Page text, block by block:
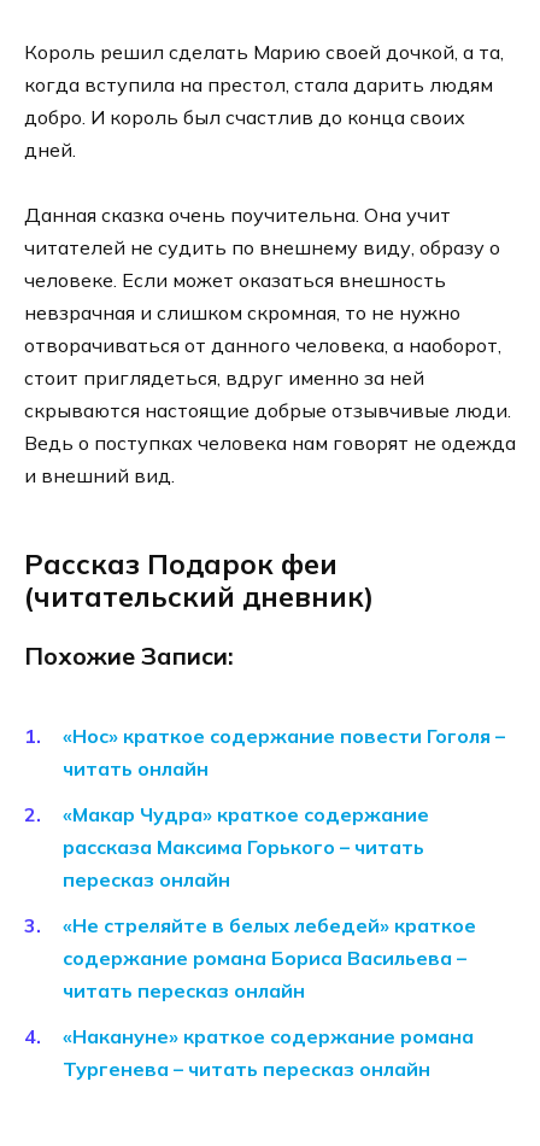
Король решил сделать Марию своей дочкой, а та,
когда вступила на престол, стала дарить людям
добро. И король был счастлив до конца своих
дней.
Данная сказка очень поучительна. Она учит
читателей не судить по внешнему виду, образу о
человеке. Если может оказаться внешность
невзрачная и слишком скромная, то не нужно
отворачиваться от данного человека, а наоборот,
стоит приглядеться, вдруг именно за ней
скрываются настоящие добрые отзывчивые люди.
Ведь о поступках человека нам говорят не одежда
и внешний вид.
Рассказ Подарок феи
(читательский дневник)
Похожие Записи:
«Нос» краткое содержание повести Гоголя –
читать онлайн
«Макар Чудра» краткое содержание
рассказа Максима Горького – читать
пересказ онлайн
«Не стреляйте в белых лебедей» краткое
содержание романа Бориса Васильева –
читать пересказ онлайн
«Накануне» краткое содержание романа
Тургенева – читать пересказ онлайн